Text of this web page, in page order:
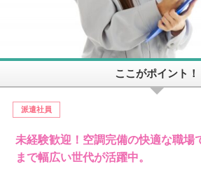
ここがポイント！
派遣社員
未経験歓迎！空調完備の快適な職場
まで幅広い世代が活躍中。